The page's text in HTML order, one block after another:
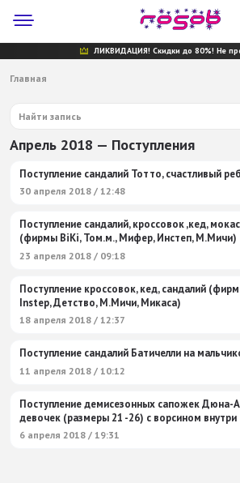
ЛИКВИДАЦИЯ! Скидки до 80%! Не
Главная
Апрель 2018 — Поступления
Поступление сандалий Тотто, счастливый
30 апреля 2018 / 12:48
Поступление сандалий, кроссовок ,кед,
(фирмы BiKi, Том.м., Мифер, Инстеп, М.Мичи)
23 апреля 2018 / 09:18
Поступление кроссовок, кед, сандалий
Instep, Детство, М.Мичи, Микаса)
18 апреля 2018 / 12:37
Поступление сандалий Батичелли на
11 апреля 2018 / 10:12
Поступление демисезонных сапожек Дюна-
девочек (размеры 21 -26) с ворсином внутри
6 апреля 2018 / 19:31